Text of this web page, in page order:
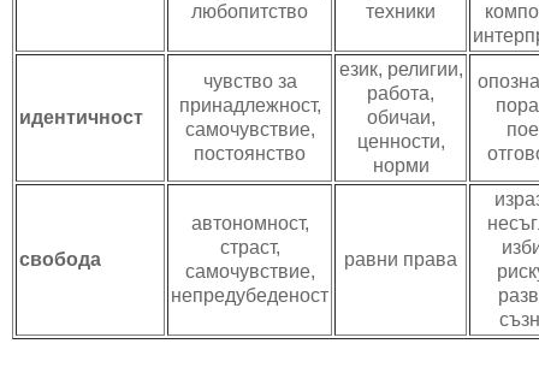
любопитство
техники
идентичност
чувство за
принадлежност,
самочувствие,
постоянство
език, религии,
работа,
обичаи,
ценности,
норми
свобода
автономност,
страст,
самочувствие,
непредубеденост
равни права